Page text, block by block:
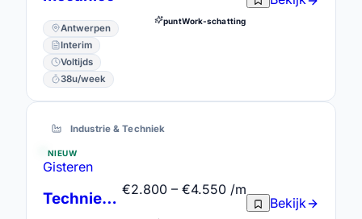
Antwerpen
Interim
Voltijds
38u/week
puntWork-schatting
Industrie & Techniek
NIEUW
Gisteren
Technieker Heftrucks / Haventuigen €2.800 – €4.550 /m
Bekijk